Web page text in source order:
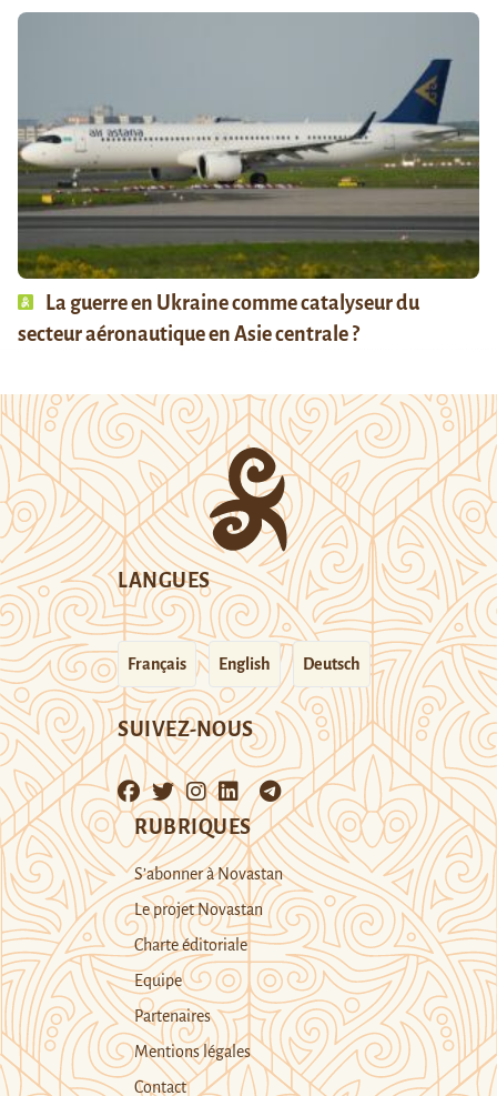
La guerre en Ukraine comme catalyseur du
secteur aéronautique en Asie centrale ?
LANGUES
Français English Deutsch
SUIVEZ-NOUS
RUBRIQUES
S’abonner à Novastan
Le projet Novastan
Charte éditoriale
Equipe
Partenaires
Mentions légales
Contact